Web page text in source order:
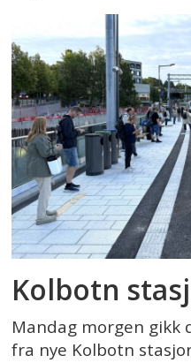
Kolbotn
Mandag morgen gikk
fra nye Kolbotn